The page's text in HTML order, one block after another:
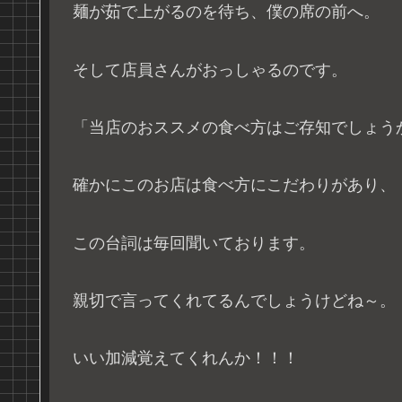
麺が茹で上がるのを待ち、僕の席の前へ。
そして店員さんがおっしゃるのです。
「当店のおススメの食べ方はご存知でしょう
確かにこのお店は食べ方にこだわりがあり、
この台詞は毎回聞いております。
親切で言ってくれてるんでしょうけどね～。
いい加減覚えてくれんか！！！